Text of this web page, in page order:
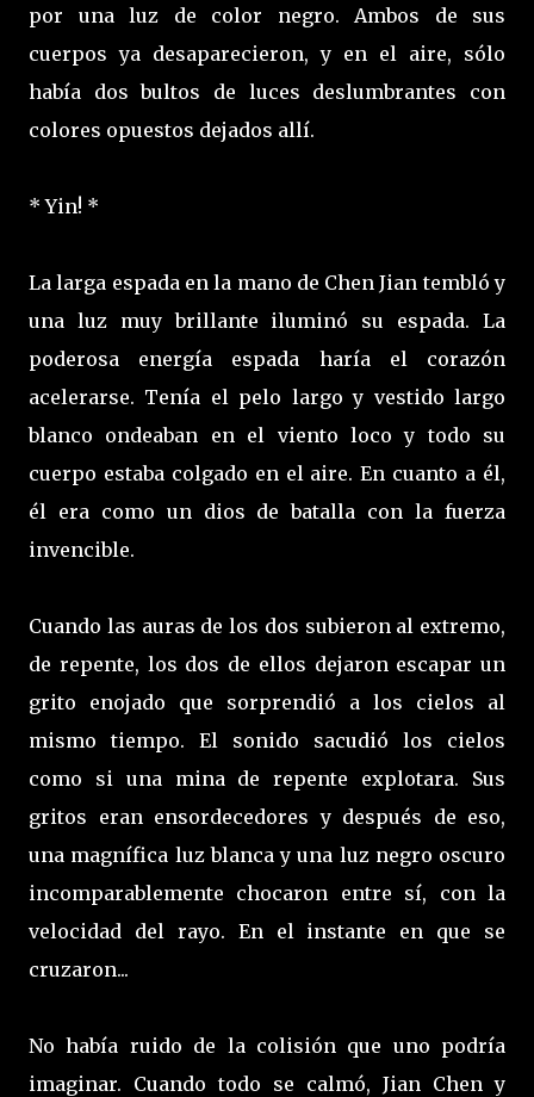
por una luz de color negro. Ambos de sus
cuerpos ya desaparecieron, y en el aire, sólo
había dos bultos de luces deslumbrantes con
colores opuestos dejados allí.
* Yin! *
La larga espada en la mano de Chen Jian tembló y
una luz muy brillante iluminó su espada. La
poderosa energía espada haría el corazón
acelerarse. Tenía el pelo largo y vestido largo
blanco ondeaban en el viento loco y todo su
cuerpo estaba colgado en el aire. En cuanto a él,
él era como un dios de batalla con la fuerza
invencible.
Cuando las auras de los dos subieron al extremo,
de repente, los dos de ellos dejaron escapar un
grito enojado que sorprendió a los cielos al
mismo tiempo. El sonido sacudió los cielos
como si una mina de repente explotara. Sus
gritos eran ensordecedores y después de eso,
una magnífica luz blanca y una luz negro oscuro
incomparablemente chocaron entre sí, con la
velocidad del rayo. En el instante en que se
cruzaron...
No había ruido de la colisión que uno podría
imaginar. Cuando todo se calmó, Jian Chen y